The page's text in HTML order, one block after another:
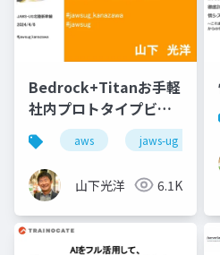
Bedrock+Titanお手軽
社内プロトタイプビル
ディングaws jaws-ug
山下光洋 6.1K